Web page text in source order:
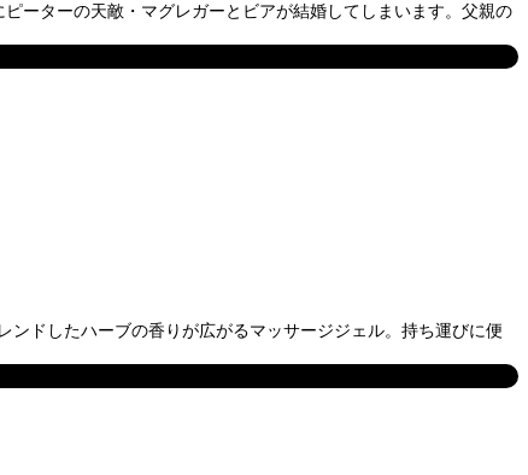
ーターの天敵・マグレガーとビアが結婚してしまいます。父親の
ンドしたハーブの香りが広がるマッサージジェル。持ち運びに便